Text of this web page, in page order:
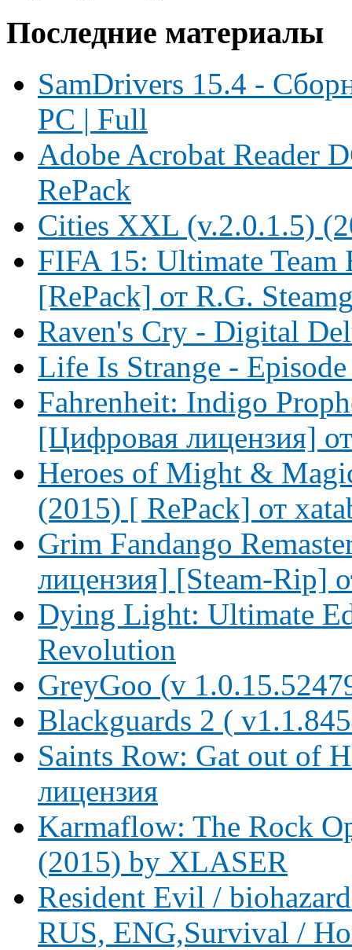
Последние материалы
SamDrivers 15.4 -
PC | Full
Adobe Acrobat Reader
RePack
Cities XXL (v.2.0.1.5)
FIFA 15: Ultimate
[RePack] от R.G.
Raven's Cry - Digital
Life Is Strange -
Fahrenheit: Indigo
[Цифровая лицензия]
Heroes of Might &
(2015) [ RePack] от
Grim Fandango
лицензия] [Steam-Rip]
Dying Light: Ultimate
Revolution
GreyGoo (v
Blackguards 2 (
Saints Row: Gat out of
лицензия
Karmaflow: The Rock
(2015) by XLASER
Resident Evil /
RUS, ENG,Survival /